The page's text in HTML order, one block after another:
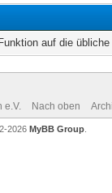
auf die
e.V. Nach oben
2026 MyBB Group